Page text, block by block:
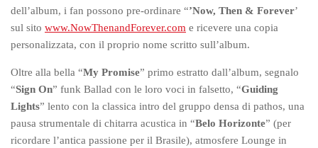
dell’album, i fan possono pre-ordinare “’Now, Then & Forever’
sul sito www.NowThenandForever.com e ricevere una copia
personalizzata, con il proprio nome scritto sull’album.
Oltre alla bella “My Promise” primo estratto dall’album, segnalo
“Sign On” funk Ballad con le loro voci in falsetto, “Guiding
Lights” lento con la classica intro del gruppo densa di pathos, una
pausa strumentale di chitarra acustica in “Belo Horizonte” (per
ricordare l’antica passione per il Brasile), atmosfere Lounge in